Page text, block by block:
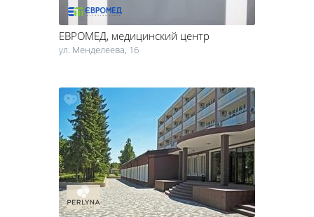
ЕВРОМЕД, медицинский центр
ул. Менделеева, 16